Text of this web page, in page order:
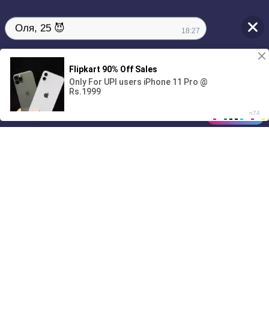
01/07
00:00
Оля, 25 😈 18:27
1